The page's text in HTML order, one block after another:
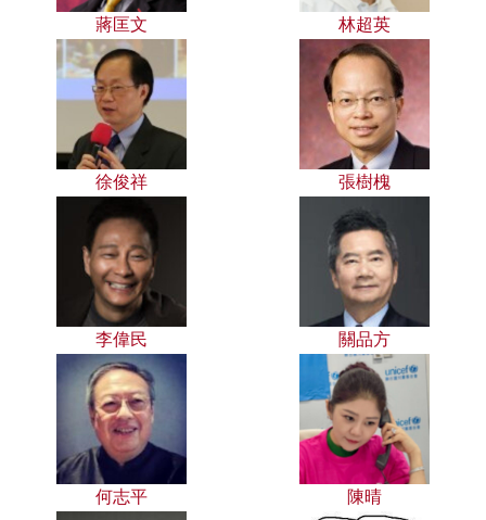
蔣匡文 林超英
徐俊祥 張樹槐
李偉民 關品方
何志平 陳晴